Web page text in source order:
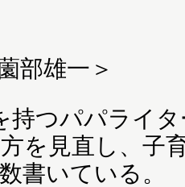
部雄一＞
持つパパライ
を見直し、子
書いている。